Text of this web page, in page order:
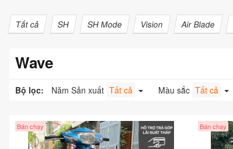
Tất cả SH SH Mode Vision Air Blade
Wave
Bộ lọc: Năm Sản xuất Tất cả Màu sắc Tất cả
Bán chạy Bán chạy